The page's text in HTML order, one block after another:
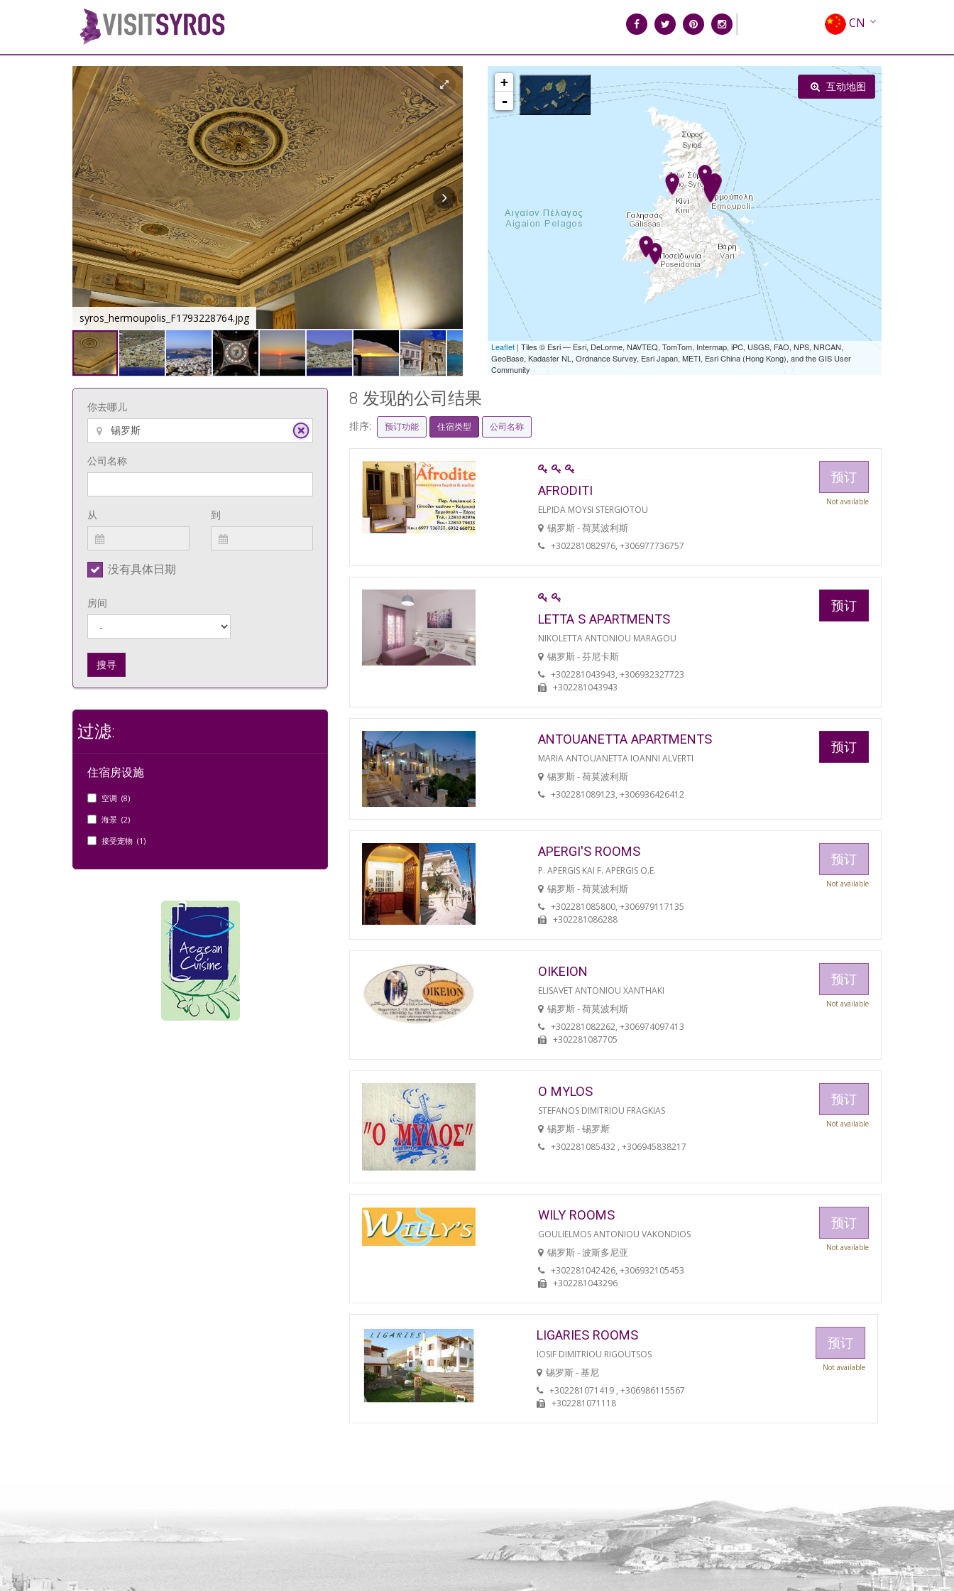
CN
EN
EL
ES
syros_hermoupolis_F1793228764.jpg syros_vaporia_F268133321.jpg
+
-
Leaflet | Tiles © Esri — Esri, DeLorme, NAVTEQ, TomTom, Intermap, iPC, USGS, FAO, NPS, NRCAN,
GeoBase, Kadaster NL, Ordnance Survey, Esri Japan, METI, Esri China (Hong Kong), and the GIS User
Community
互动地图
你去哪儿
公司名称
从 到
没有具体日期
房间
搜寻
过滤:
住宿房设施
空调 (8)
海景 (2)
接受宠物 (1)
8 发现的公司结果
排序: 预订功能 住宿类型 公司名称
AFRODITI
ELPIDA MOYSI STERGIOTOU
锡罗斯 - 荷莫波利斯
+302281082976, +306977736757
预订
Not available
LETTA S APARTMENTS
NIKOLETTA ANTONIOU MARAGOU
锡罗斯 - 芬尼卡斯
+302281043943, +306932327723
+302281043943
预订
ANTOUANETTA APARTMENTS
MARIA ANTOUANETTA IOANNI ALVERTI
锡罗斯 - 荷莫波利斯
+302281089123, +306936426412
预订
APERGI'S ROOMS
P. APERGIS KAI F. APERGIS O.E.
锡罗斯 - 荷莫波利斯
+302281085800, +306979117135
+302281086288
预订
Not available
OIKEION
ELISAVET ANTONIOU XANTHAKI
锡罗斯 - 荷莫波利斯
+302281082262, +306974097413
+302281087705
预订
Not available
O MYLOS
STEFANOS DIMITRIOU FRAGKIAS
锡罗斯 - 锡罗斯
+302281085432 , +306945838217
预订
Not available
WILY ROOMS
GOULIELMOS ANTONIOU VAKONDIOS
锡罗斯 - 波斯多尼亚
+302281042426, +306932105453
+302281043296
预订
Not available
LIGARIES ROOMS
IOSIF DIMITRIOU RIGOUTSOS
锡罗斯 - 基尼
+302281071419 , +306986115567
+302281071118
预订
Not available